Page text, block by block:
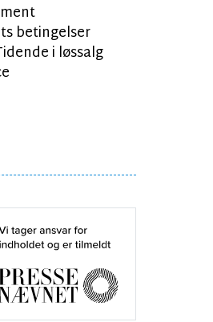
betingelser
i løssalg